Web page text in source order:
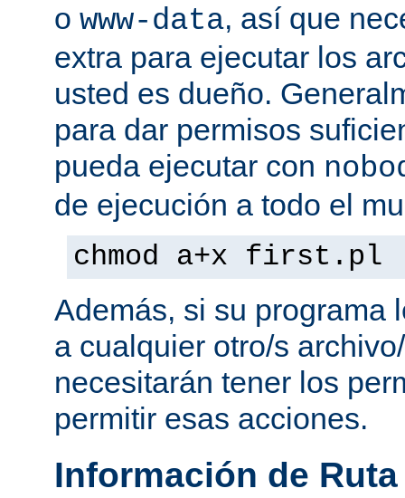
o www-data, así que
extra para ejecutar los
usted es dueño.
para dar permisos
pueda ejecutar con
de ejecución a todo el
chmod a+x first.pl
Además, si su programa
a cualquier otro/s
necesitarán tener los
permitir esas acciones.
Información de